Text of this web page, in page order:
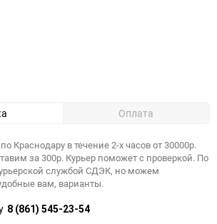
Оплата
Краснодару в течение 2-х часов от 30000р.
за 300р. Курьер поможет с проверкой. По
службой СДЭК, но можем
вам, варианты.
8 (861) 545-23-54